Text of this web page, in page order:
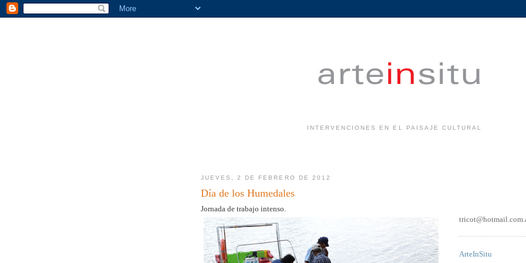
INTERVENCIONES EN EL PAISAJE CULTURAL
JUEVES, 2 DE FEBRERO DE 2012
Día de los Humedales
Jornada de trabajo intenso.
ArteInSitu